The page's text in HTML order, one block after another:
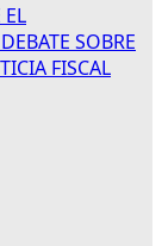
SOBRE
FISCAL